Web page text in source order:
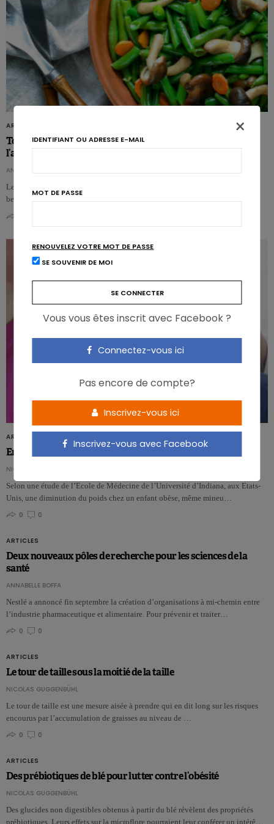
ARTICLES
Top 3 du Prix de la Diététique 2010: les enfants diabétiques,
l’alimentation des marathoniens et les «Jeudis Végétariens»
ANNABELLE BOFFA
Le Prix de la Diététique a été décerné ce mardi par Kellogg’s à trois étudiants
belges en diététique : Stéphanie Rosquin, Cielke Snauwaert et Sven Van…
ARTICLES
Enfant obèse: la perte de poids baisse la tension
NICOLAS ROUSSEAU
Selon une étude de l’Ecole de Médecine de l’Université d’Indiana, aux Etats-
Unis, une diminution du poids chez un enfant obèse, même mineu…
0
0
ARTICLES
Deux nouveaux pôles de recherche pour les sciences de la
santé
ANNABELLE BOFFA
Nestlé a annoncé fin septembre la création d’organisations à mi-chemin entre
l’industrie pharmaceutique et alimentaire. Pour prévenir et traiter…
0
0
ARTICLES
Le tour de taille sous la moitié de la taille
NICOLAS GUGGENBÜHL
Le tour de taille est une mesure aisée à prendre qui en dit long sur les risques
encourus par l’accumulation de graisses au niveau de …
0
0
ARTICLES
Des prébiotiques de blé pour lutter contre l’obésité
NICOLAS GUGGENBÜHL
Des glucides non digestibles obtenus à partir du blé révèlent des propriétés
prébiotiques. Leurs effets sur la microflore pourraient leur conférer un intérê…
×
IDENTIFIANT OU ADRESSE E-MAIL
MOT DE PASSE
RENOUVELEZ VOTRE MOT DE PASSE
SE SOUVENIR DE MOI
Vous vous êtes inscrit avec Facebook ?
Connectez-vous ici
Pas encore de compte?
Inscrivez-vous ici
Inscrivez-vous avec Facebook